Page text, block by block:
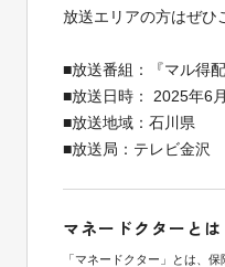
放送エリアの方はぜひ
■放送番組：『マル得配
■放送日時： 2025年6
■放送地域：石川県
■放送局：テレビ金沢
マネードクターとは
「マネードクター」とは、